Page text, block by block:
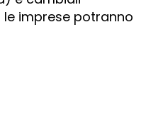
le imprese potranno